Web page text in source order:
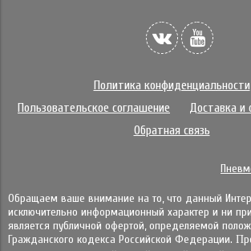
Политика конфиденциальности
Пользовательское соглашение
Доставка и
Обратная связь
Обращаем ваше внимание на то, что данный
исключительно информационный характер и ни
является публичной офертой, определяемой
Гражданского кодекса Российской Федерации.